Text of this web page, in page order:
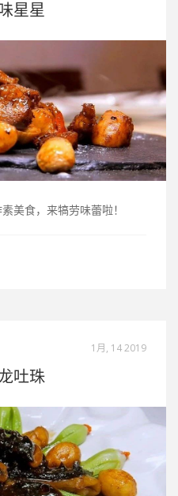
星星
美食，来犒劳味蕾啦！
1月, 14 2019
吐珠